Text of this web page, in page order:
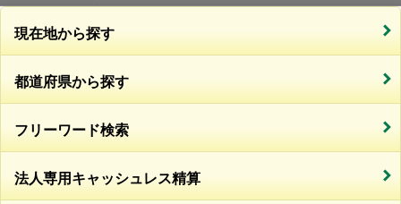
現在地から探す
都道府県から探す
フリーワード検索
法人専用キャッシュレス精算